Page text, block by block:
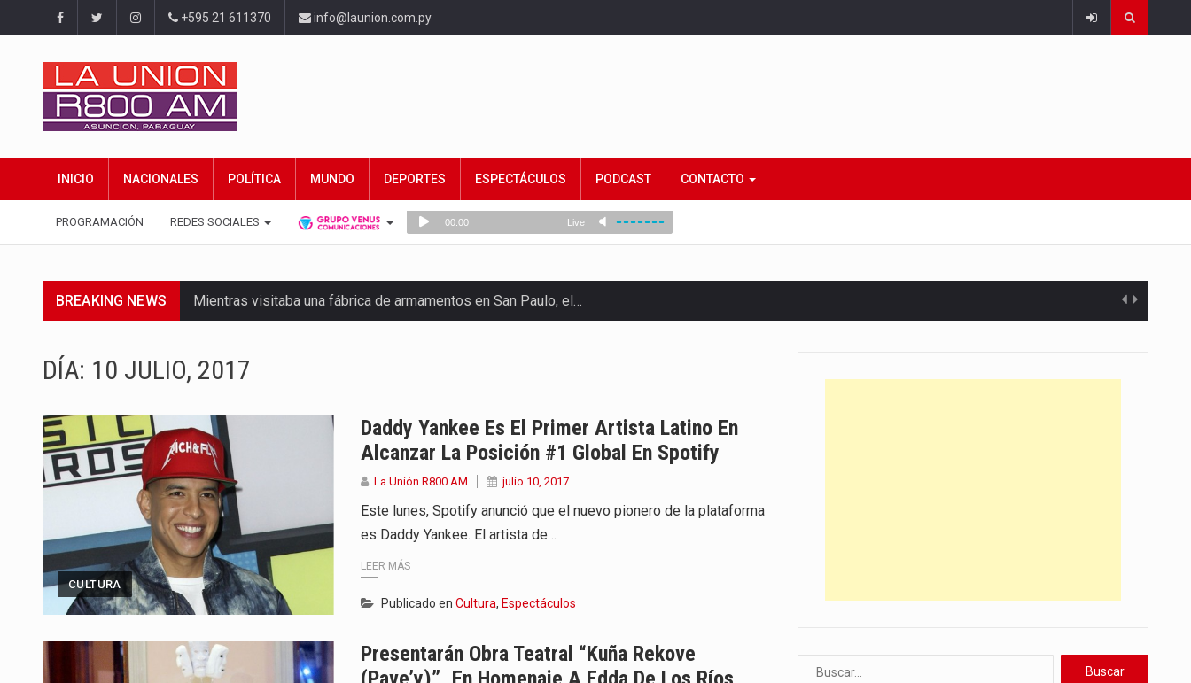
+595 21 611370 info@launion.com.py
INICIO NACIONALES POLÍTICA MUNDO DEPORTES ESPECTÁCULOS PODCAST CONTACTO
PROGRAMACIÓN REDES SOCIALES
BREAKING NEWS Mientras visitaba una fábrica de armamentos en San Paulo, el…
El Ministerio de Educación y Ciencias (MEC) ha confirmado la…
Para Tania, una paraguaya de 33 años que reside en…
El presidente de la República se encontraba en el aeropuerto…
Una familia atravesó momentos de extrema tensión durante la madrugada…
Fretes se refirió concretamente al recorrido que realizó este jueves…
“La situación no está tan mala en el Ministerio de…
Hace casi dos meses que Rivas dejó el Senado y,…
DÍA: 10 JULIO, 2017
CULTURA
Daddy Yankee Es El Primer Artista Latino En
Alcanzar La Posición #1 Global En Spotify
La Unión R800 AM julio 10, 2017
Este lunes, Spotify anunció que el nuevo pionero de la plataforma
es Daddy Yankee. El artista de…
LEER MÁS
Publicado en Cultura, Espectáculos
Presentarán Obra Teatral “Kuña Rekove